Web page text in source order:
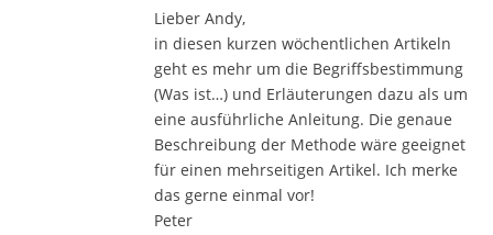
Lieber Andy,
in diesen kurzen wöchentlichen Artikeln
geht es mehr um die Begriffsbestimmung
(Was ist…) und Erläuterungen dazu als um
eine ausführliche Anleitung. Die genaue
Beschreibung der Methode wäre geeignet
für einen mehrseitigen Artikel. Ich merke
das gerne einmal vor!
Peter